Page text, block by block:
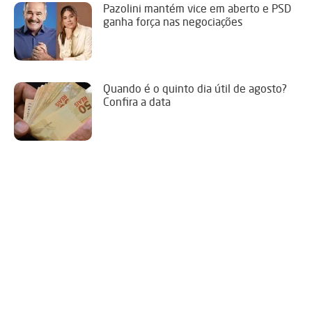
Pazolini mantém vice em aberto e PSD
ganha força nas negociações
Quando é o quinto dia útil de agosto?
Confira a data